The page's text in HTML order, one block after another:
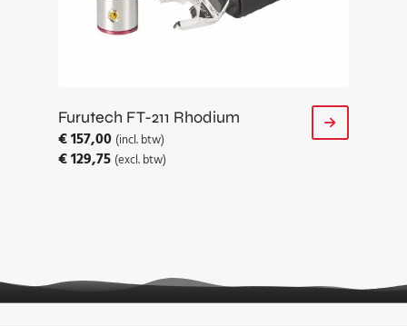
Furutech FT-211 Rhodium
€157,00 (incl. btw)
€129,75 (excl. btw)